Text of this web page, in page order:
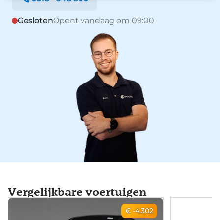
GeslotenOpent vandaag om 09:00
Vergelijkbare voertuigen
€ -4.302